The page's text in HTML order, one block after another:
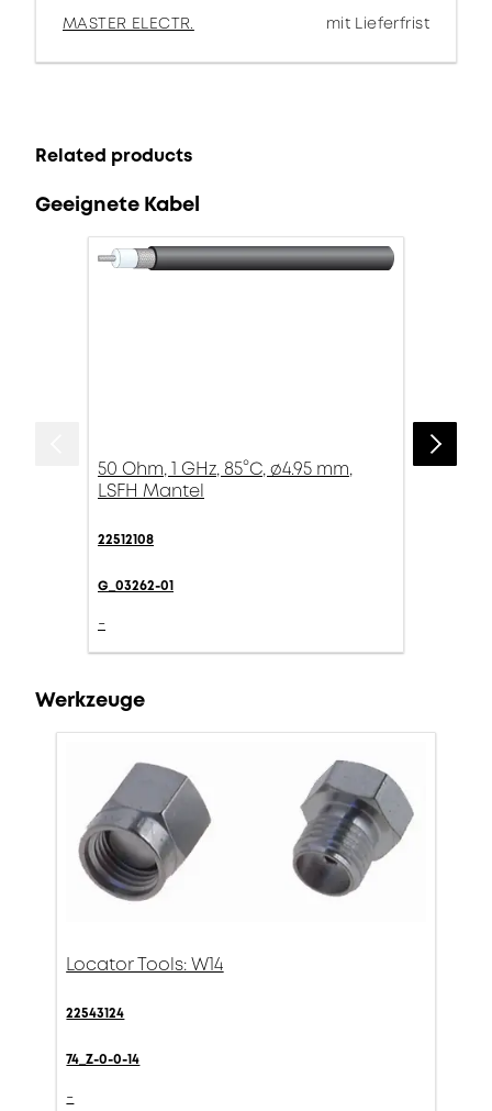
MASTER ELECTR.
mit Lieferfrist
Related products
Geeignete Kabel
50 Ohm, 1 GHz, 85°C, ø4.95 mm,
LSFH Mantel
22512108
G_03262-01
-
Werkzeuge
Locator Tools: W14
22543124
74_Z-0-0-14
-